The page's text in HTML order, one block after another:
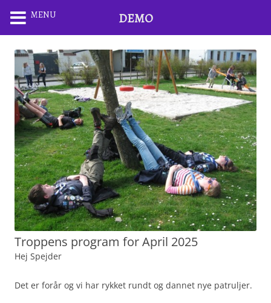
Troppens program for April 2025
Hej Spejder
Det er forår og vi har rykket rundt og dannet nye patruljer.
MENU DEMO